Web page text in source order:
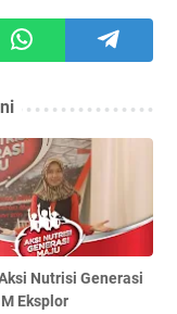
Nutrisi Generasi
Eksplor